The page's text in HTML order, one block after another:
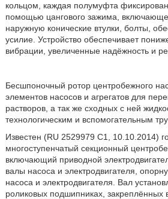
кольцом, каждая полумуфта
помощью цангового зажима,
наружную конические втулки, болты,
усилие. Устройство обеспечивает
вибрации, увеличенные надёжность и
Бесшпоночный ротор центробежного
элементов насосов и агрегатов для
растворов, а так же сходных с ней
технологическим и вспомогательным
Известен (RU 2529979 C1, 10.10.2014)
многоступенчатый секционный
включающий приводной
валы насоса и электродвигателя,
насоса и электродвигателя. Вал
роликовых подшипниках, закреплённых